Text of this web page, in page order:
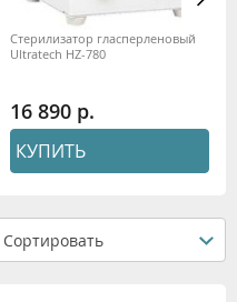
Стерилизатор гласперленовый
Ultratech HZ-780
16 890
КУПИТЬ
Сортировать